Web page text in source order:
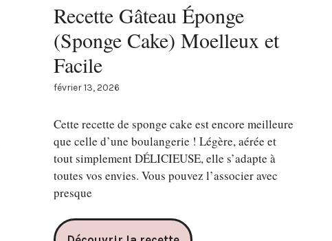
Recette Gâteau Éponge
(Sponge Cake) Moelleux et
Facile
février 13, 2026
Cette recette de sponge cake est encore meilleure
que celle d’une boulangerie ! Légère, aérée et
tout simplement DÉLICIEUSE, elle s’adapte à
toutes vos envies. Vous pouvez l’associer avec
presque